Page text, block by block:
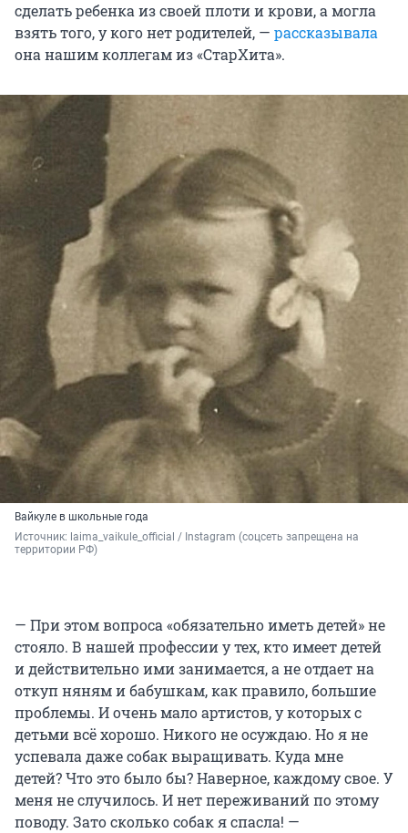
сделать ребенка из своей плоти и крови, а могла
взять того, у кого нет родителей, — рассказывала
она нашим коллегам из «СтарХита».
Вайкуле в школьные года
Источник: laima_vaikule_official / Instagram (соцсеть запрещена на
территории РФ)
— При этом вопроса «обязательно иметь детей» не
стояло. В нашей профессии у тех, кто имеет детей
и действительно ими занимается, а не отдает на
откуп няням и бабушкам, как правило, большие
проблемы. И очень мало артистов, у которых с
детьми всё хорошо. Никого не осуждаю. Но я не
успевала даже собак выращивать. Куда мне
детей? Что это было бы? Наверное, каждому свое. У
меня не случилось. И нет переживаний по этому
поводу. Зато сколько собак я спасла! —